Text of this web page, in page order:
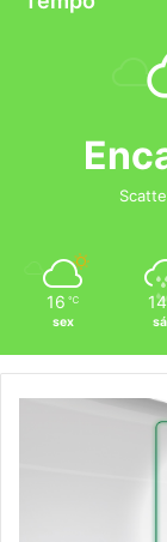
16 ℃
sex
14